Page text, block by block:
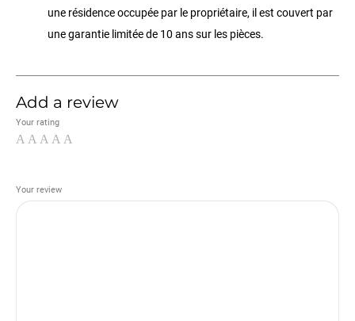
une résidence occupée par le propriétaire, il est couvert par
une garantie limitée de 10 ans sur les pièces.
Add a review
Your rating
Your review